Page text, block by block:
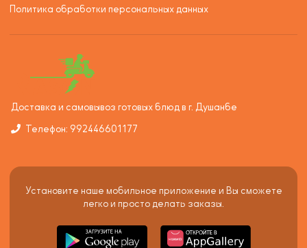
Политика обработки персональных данных
Доставка и самовывоз готовых блюд в г. Душанбе
Телефон: 992446601177
Установите наше мобильное приложение и Вы сможете
легко и просто делать заказы.